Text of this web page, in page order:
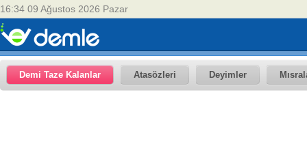
16:34 09 Ağustos 2026 Pazar
Demi Taze Kalanlar Atasözleri Deyimler